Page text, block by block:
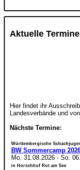
Aktuelle
Hier findet ihr
Landesverbände und
Nächste Termine:
Württembergische
BW Sommercamp
Mo. 31.08.2026- So.
in Horschhof Rot am See